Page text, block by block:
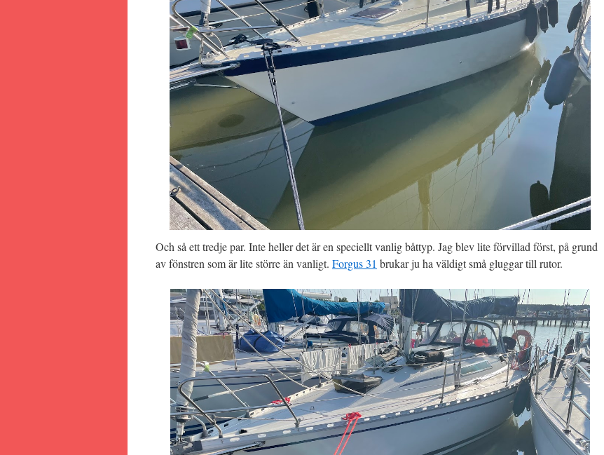
Och så ett tredje par. Inte heller det är en speciellt vanlig båttyp. Jag blev lite förvillad först, på grund
av fönstren som är lite större än vanligt. Forgus 31 brukar ju ha väldigt små gluggar till rutor.